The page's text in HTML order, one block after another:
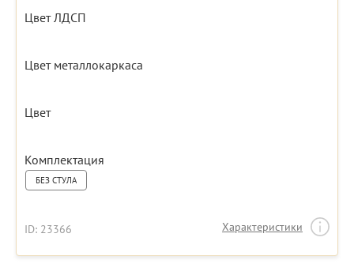
Цвет ЛДСП
Цвет металлокаркаса
Цвет
Комплектация
БЕЗ СТУЛА
ID: 23366 Характеристики